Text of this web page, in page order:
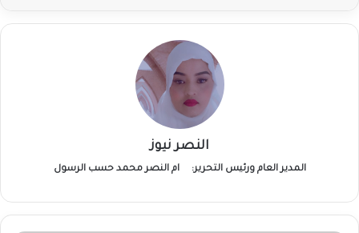
النصر نيوز
المدير العام ورئيس التحرير: ام النصر محمد حسب الرسول